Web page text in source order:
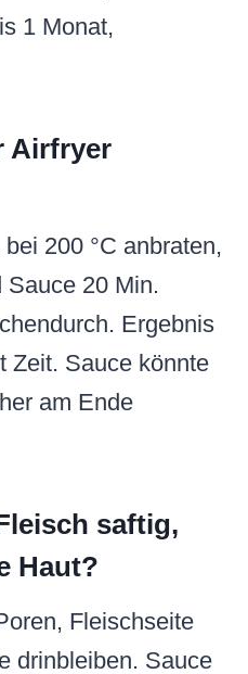
1 Monat,
Airfryer
200 °C anbraten,
Sauce 20 Min.
Ergebnis
Zeit. Sauce könnte
am Ende
saftig,
Haut?
Fleischseite
drinbleiben. Sauce